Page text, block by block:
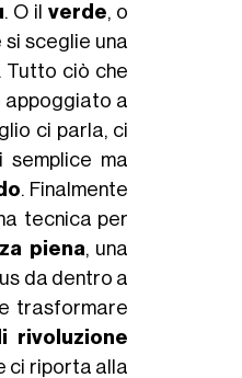
. O ilverde, o
sceglie una
. Tutto ciò che
appoggiato a
ci parla, ci
semplice ma
. Finalmente
tecnica per
piena, una
da dentro a
trasformare
rivoluzione
ci riporta alla